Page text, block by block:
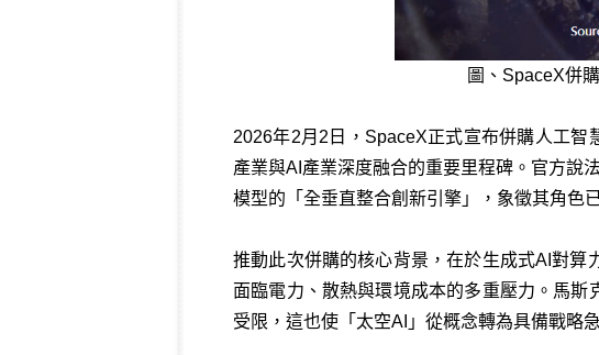
圖、SpaceX併
2026年2月2日，SpaceX正式宣布併購人工
產業與AI產業深度融合的重要里程碑。官方說
模型的「全垂直整合創新引擎」，象徵其角色
推動此次併購的核心背景，在於生成式AI對
面臨電力、散熱與環境成本的多重壓力。馬
受限，這也使「太空AI」從概念轉為具備戰略